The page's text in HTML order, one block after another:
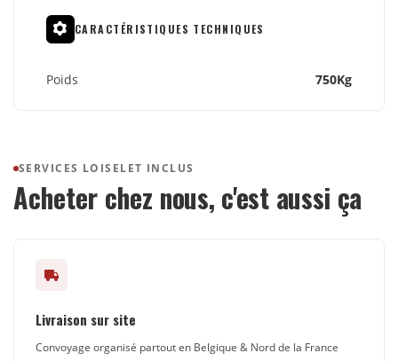
CARACTÉRISTIQUES TECHNIQUES
Poids 750Kg
SERVICES LOISELET INCLUS
Acheter chez nous, c'est aussi ça
Livraison sur site
Convoyage organisé partout en Belgique & Nord de la France